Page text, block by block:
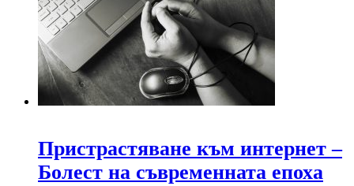
Пристрастяване към интернет –
Болест на съвременната епоха